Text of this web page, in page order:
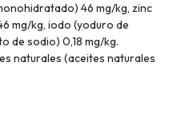
46 mg/kg, zinc
mg/kg, iodo (yoduro de
de sodio) 0,18 mg/kg.
naturales (aceites naturales